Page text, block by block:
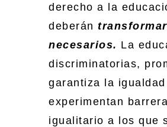
derecho a la
deberán
necesarios. La
discriminatorias,
garantiza la
experimentan
igualitario a los que